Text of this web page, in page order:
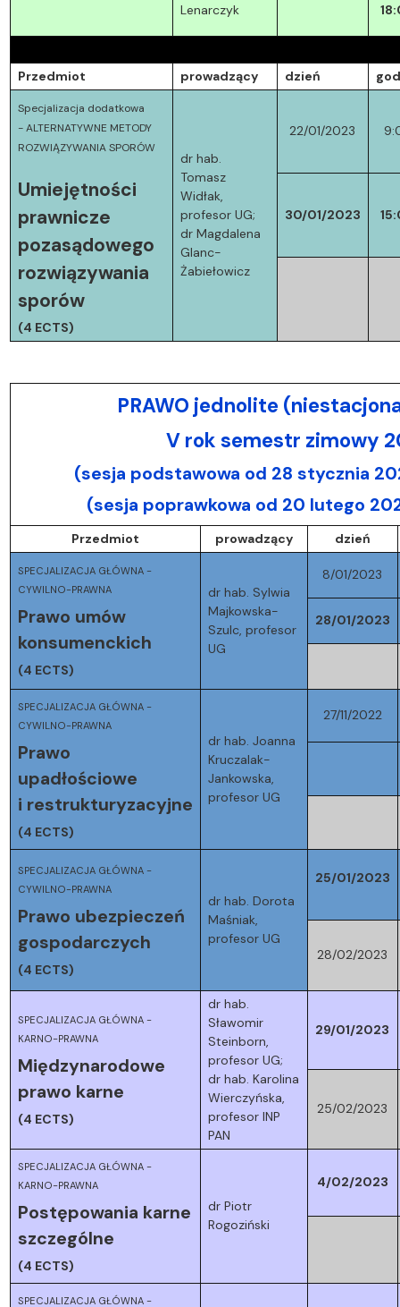
Lenarczyk
Przedmiot prowadzący dzień
Specjalizacja dodatkowa
- ALTERNATYWNE METODY
ROZWIĄZYWANIA SPORÓW
Umiejętności
prawnicze
pozasądowego
rozwiązywania
sporów
(4 ECTS)
dr hab.
Tomasz
Widłak,
profesor UG;
dr Magdalena
Glanc-
Żabiełowicz
22/01/2023
30/01/2023
PRAWO jednolite
V rok semestr zimowy
(sesja podstawowa od 28 stycznia
(sesja poprawkowa od 20 lutego
Przedmiot prowadzący dzień
SPECJALIZACJA GŁÓWNA -
CYWILNO-PRAWNA
Prawo umów
konsumenckich
(4 ECTS)
dr hab. Sylwia
Majkowska-
Szulc, profesor
UG
8/01/2023
28/01/2023
SPECJALIZACJA GŁÓWNA -
CYWILNO-PRAWNA
Prawo
upadłościowe
i restrukturyzacyjne
(4 ECTS)
dr hab. Joanna
Kruczalak-
Jankowska,
profesor UG
27/11/2022
SPECJALIZACJA GŁÓWNA -
CYWILNO-PRAWNA
Prawo ubezpieczeń
gospodarczych
(4 ECTS)
dr hab. Dorota
Maśniak,
profesor UG
25/01/2023
28/02/2023
SPECJALIZACJA GŁÓWNA -
KARNO-PRAWNA
Międzynarodowe
prawo karne
(4 ECTS)
dr hab.
Sławomir
Steinborn,
profesor UG;
dr hab. Karolina
Wierczyńska,
profesor INP
PAN
29/01/2023
25/02/2023
SPECJALIZACJA GŁÓWNA -
KARNO-PRAWNA
Postępowania karne
szczególne
(4 ECTS)
dr Piotr
Rogoziński
4/02/2023
SPECJALIZACJA GŁÓWNA -